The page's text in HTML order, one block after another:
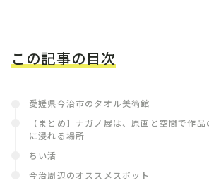
この記事の目次
愛媛県今治市のタオル美術館
【まとめ】ナガノ展は、原画と空間で作品
に浸れる場所
ちい活
今治周辺のオススメスポット